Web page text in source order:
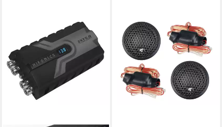
HIFONICS
Hifonics TITAN TRX6.2T
Hochtöner/Tweeter 25 mm
(1) Verstärker
59,00 €
lieferbar - in 2-3 Werktagen bei dir